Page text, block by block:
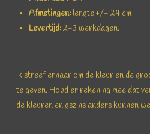
Afmetingen: lengte +/- 24 cm
Levertijd:2-3 werkdagen.
Ik streef ernaar om de kleur en de
te geven. Houd er rekening mee dat
de kleuren enigszins anders kunnen